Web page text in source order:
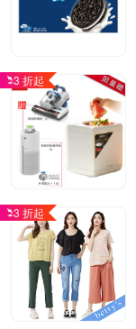
3 折起
3 折起